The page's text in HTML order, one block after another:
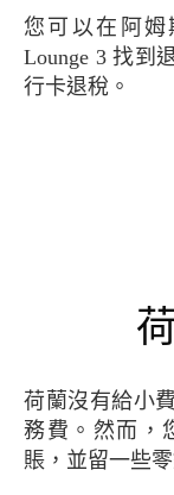
您可以在阿姆斯特丹史基浦機場的Departure 3 -
Lounge 3 找到
行卡退稅。
荷蘭沒有給小費的習慣，因為價格中已經包含了服
務費。然而，
賬，並留一些